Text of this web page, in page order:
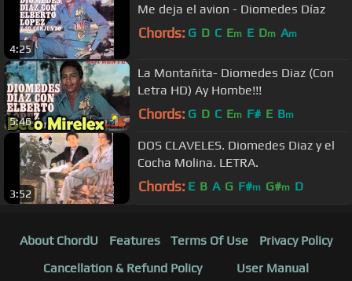
4:25
Me deja el avion - Diomedes Díaz
Chords: G D C Em E Dm Am
5:46
La Montañita- Diomedes Diaz (Con
Letra HD) Ay Hombe!!!
Chords: G D C Em F# E Bm
3:52
DOS CLAVELES. Diomedes Diaz y el
Cocha Molina. LETRA.
Chords: E B A G F#m G#m D
About ChordU Features Terms Of Use
Privacy Policy
Cancellation & Refund Policy
User Manual